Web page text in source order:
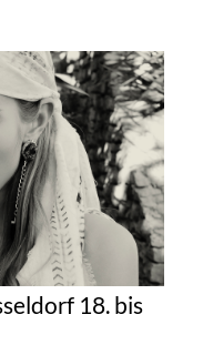
18. bis